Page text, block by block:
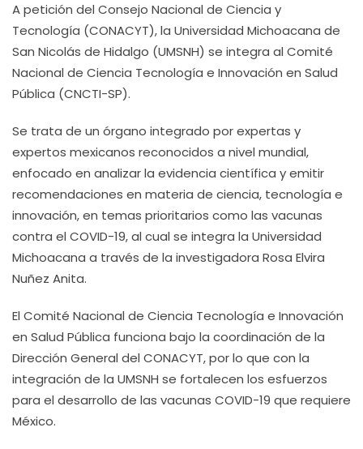
A petición del Consejo Nacional de Ciencia y
Tecnología (CONACYT), la Universidad Michoacana de
San Nicolás de Hidalgo (UMSNH) se integra al Comité
Nacional de Ciencia Tecnología e Innovación en Salud
Pública (CNCTI-SP).
Se trata de un órgano integrado por expertas y
expertos mexicanos reconocidos a nivel mundial,
enfocado en analizar la evidencia científica y emitir
recomendaciones en materia de ciencia, tecnología e
innovación, en temas prioritarios como las vacunas
contra el COVID-19, al cual se integra la Universidad
Michoacana a través de la investigadora Rosa Elvira
Nuñez Anita.
El Comité Nacional de Ciencia Tecnología e Innovación
en Salud Pública funciona bajo la coordinación de la
Dirección General del CONACYT, por lo que con la
integración de la UMSNH se fortalecen los esfuerzos
para el desarrollo de las vacunas COVID-19 que requiere
México.